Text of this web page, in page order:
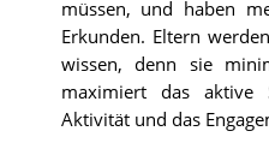
müssen, und haben
Erkunden. Eltern
wissen, denn sie
maximiert das aktive
Aktivität und das